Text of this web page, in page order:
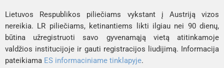
Lietuvos Respublikos piliečiams vykstant į Austriją vizos
nereikia. LR piliečiams, ketinantiems likti ilgiau nei 90 dienų,
būtina užregistruoti savo gyvenamąją vietą atitinkamoje
valdžios institucijoje ir gauti registracijos liudijimą. Informacija
pateikiama ES informaciniame tinklapyje.